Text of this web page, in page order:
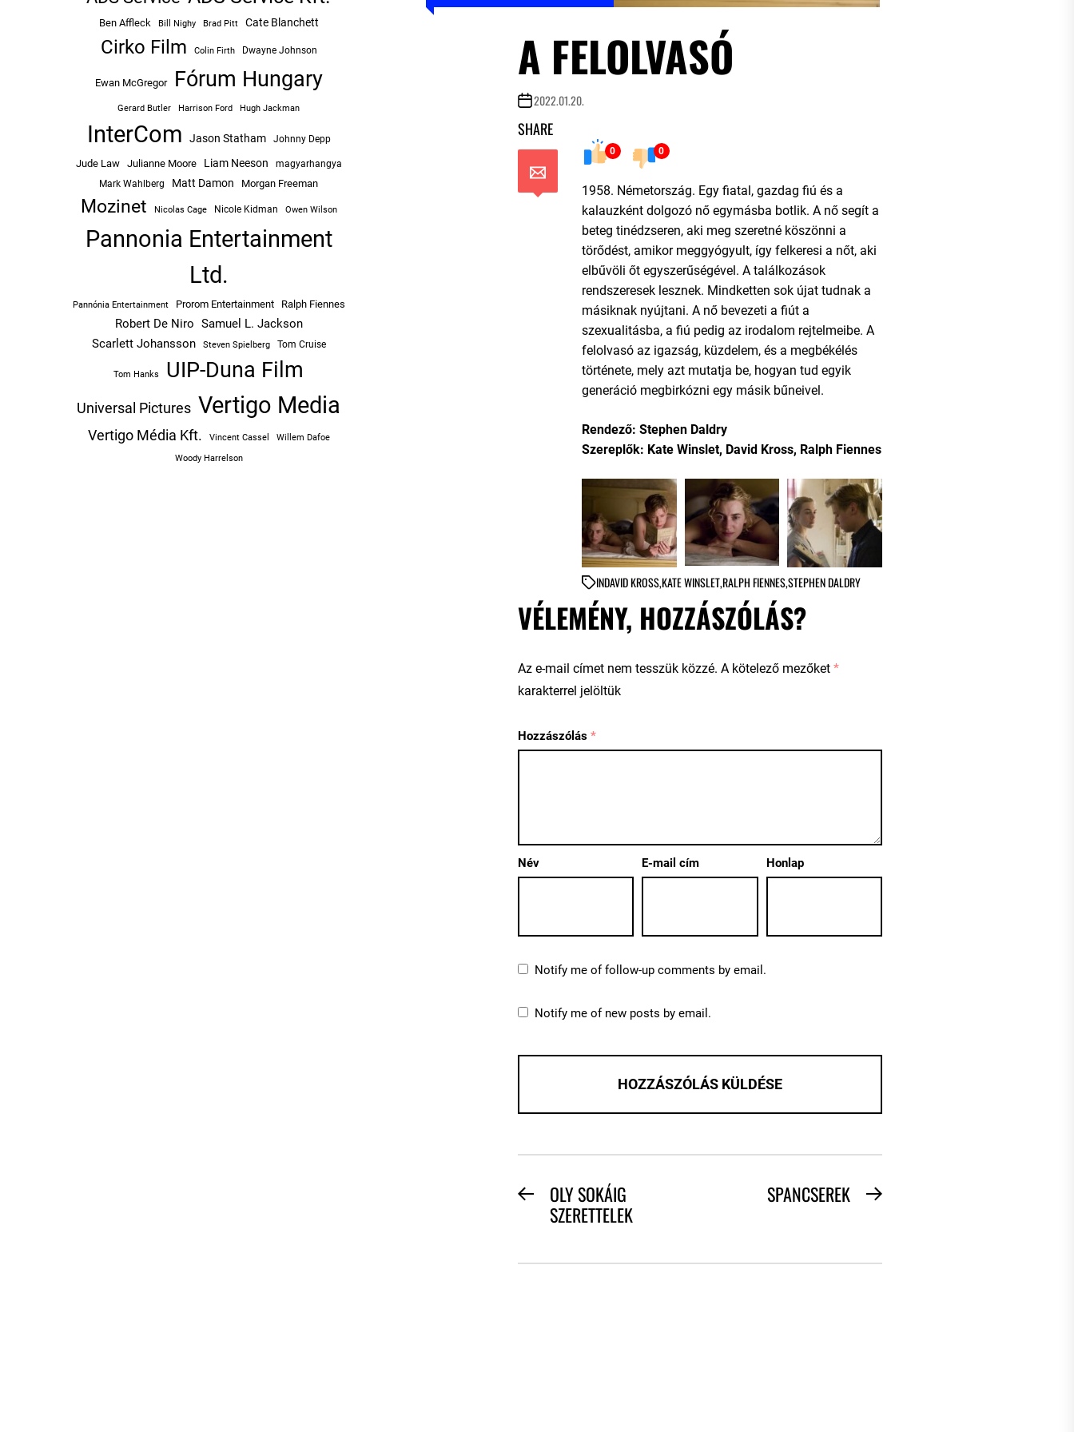
A FELOLVASÓ
2022.01.20.
SHARE
0 0
1958. Németország. Egy fiatal, gazdag fiú és a
kalauzként dolgozó nő egymásba botlik. A nő segít a
beteg tinédzseren, aki meg szeretné köszönni a
törődést, amikor meggyógyult, így felkeresi a nőt, aki
elbűvöli őt egyszerűségével. A találkozások
rendszeresek lesznek. Mindketten sok újat tudnak a
másiknak nyújtani. A nő bevezeti a fiút a
szexualitásba, a fiú pedig az irodalom rejtelmeibe. A
felolvasó az igazság, küzdelem, és a megbékélés
története, mely azt mutatja be, hogyan tud egyik
generáció megbirkózni egy másik bűneivel.
Rendező: Stephen Daldry
Szereplők: Kate Winslet, David Kross, Ralph Fiennes
INDAVID KROSS,KATE WINSLET,RALPH FIENNES,STEPHEN DALDRY
VÉLEMÉNY, HOZZÁSZÓLÁS?
Az e-mail címet nem tesszük közzé. A kötelező mezőket *
karakterrel jelöltük
Hozzászólás *
Név E-mail cím Honlap
Notify me of follow-up comments by email.
Notify me of new posts by email.
BEJEGYZÉS
NAVIGÁCIÓ
PreviousOLY SOKÁIG
SZERETTELEK
Next
SPANCSEREK
Ben Affleck Bill Nighy Brad Pitt Cate Blanchett
Cirko Film Colin Firth Dwayne Johnson
Ewan McGregor Fórum Hungary
Gerard Butler Harrison Ford Hugh Jackman
InterCom Jason Statham Johnny Depp
Jude Law Julianne Moore Liam Neeson
magyarhangya
Mark Wahlberg
Matt Damon Morgan Freeman
Mozinet Nicolas Cage Nicole Kidman Owen Wilson
Pannonia Entertainment
Ltd.
Pannónia Entertainment Prorom Entertainment Ralph Fiennes
Robert De Niro Samuel L. Jackson
Scarlett Johansson
Steven Spielberg Tom Cruise
Tom Hanks UIP-Duna Film
Universal Pictures Vertigo Media
Vertigo Média Kft. Vincent Cassel
Willem Dafoe
Woody Harrelson